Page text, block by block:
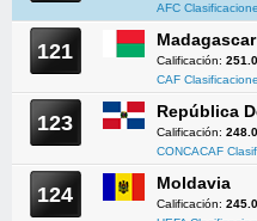
AFC
121 Madagascar
Calificación: 251.0
CAF
123 República
Calificación: 248.0
CONCACAF
124 Moldavia
Calificación: 245.0